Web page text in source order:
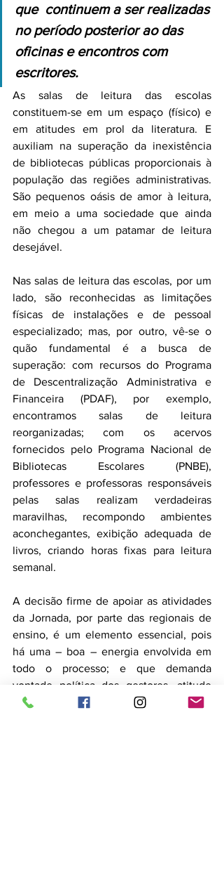
que  continuem a ser realizadas
no período posterior ao das
oficinas e encontros com
escritores.
As salas de leitura das escolas
constituem-se em um espaço (físico) e
em atitudes em prol da literatura. E
auxiliam na superação da inexistência
de bibliotecas públicas proporcionais à
população das regiões administrativas.
São pequenos oásis de amor à leitura,
em meio a uma sociedade que ainda
não chegou a um patamar de leitura
desejável.
Nas salas de leitura das escolas, por um
lado, são reconhecidas as limitações
físicas de instalações e de pessoal
especializado; mas, por outro, vê-se o
quão fundamental é a busca de
superação: com recursos do Programa
de Descentralização Administrativa e
Financeira (PDAF), por exemplo,
encontramos salas de leitura
reorganizadas; com os acervos
fornecidos pelo Programa Nacional de
Bibliotecas Escolares (PNBE),
professores e professoras responsáveis
pelas salas realizam verdadeiras
maravilhas, recompondo ambientes
aconchegantes, exibição adequada de
livros, criando horas fixas para leitura
semanal.
A decisão firme de apoiar as atividades
da Jornada, por parte das regionais de
ensino, é um elemento essencial, pois
há uma – boa – energia envolvida em
todo o processo; e que demanda
vontade política dos gestores, atitude
sem a qual a Jornada não alcançaria a